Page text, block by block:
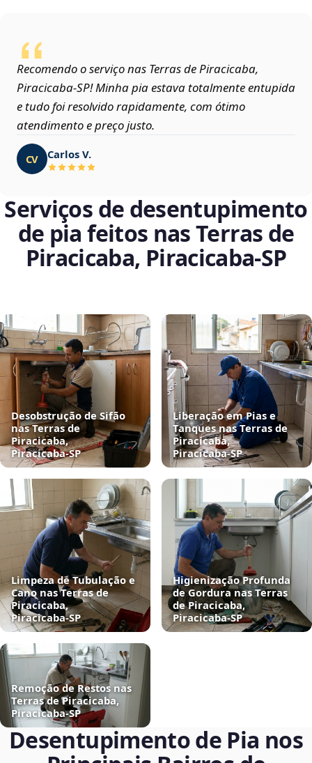
Recomendo o serviço nas Terras de Piracicaba,
Piracicaba‑SP! Minha pia estava totalmente entupida
e tudo foi resolvido rapidamente, com ótimo
atendimento e preço justo.
CV Carlos V.
Serviços de desentupimento
de pia feitos nas Terras de
Piracicaba, Piracicaba‑SP
Desobstrução de Sifão
nas Terras de
Piracicaba,
Piracicaba‑SP
Liberação em Pias e
Tanques nas Terras de
Piracicaba,
Piracicaba‑SP
Limpeza de Tubulação e
Cano nas Terras de
Piracicaba,
Piracicaba‑SP
Higienização Profunda
de Gordura nas Terras
de Piracicaba,
Piracicaba‑SP
Remoção de Restos nas
Terras de Piracicaba,
Piracicaba‑SP
Desentupimento de Pia nos